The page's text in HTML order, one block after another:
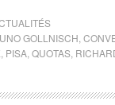
GOLLNISCH
PISA QUOTAS